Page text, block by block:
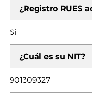
¿Registro RUES
Si
¿Cuál es su NIT?
901309327